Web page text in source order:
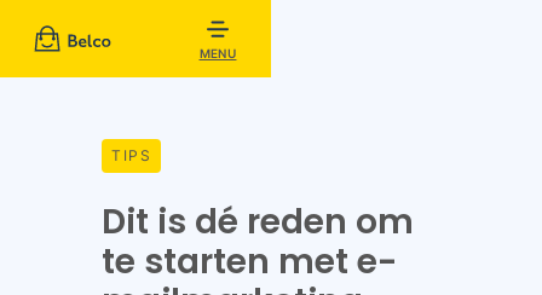
MENU
TIPS
Dit is dé reden om
te starten met e-